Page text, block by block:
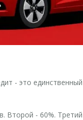
- это
Второй - 60%.